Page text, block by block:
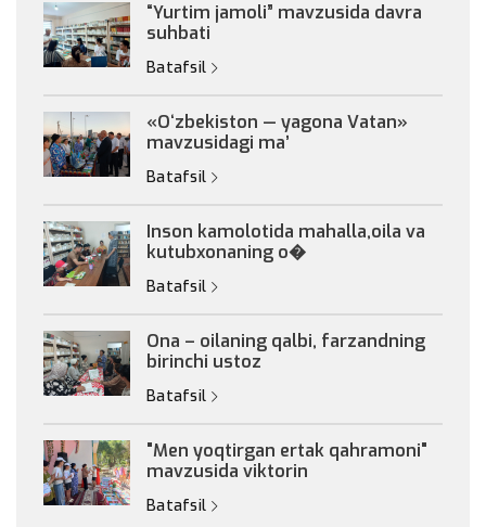
“Yurtim jamoli” mavzusida davra
suhbati
Batafsil
«Oʻzbekiston — yagona Vatan»
mavzusidagi maʼ
Batafsil
Inson kamolotida mahalla,oila va
kutubxonaning o�
Batafsil
Ona – oilaning qalbi, farzandning
birinchi ustoz
Batafsil
"Men yoqtirgan ertak qahramoni"
mavzusida viktorin
Batafsil